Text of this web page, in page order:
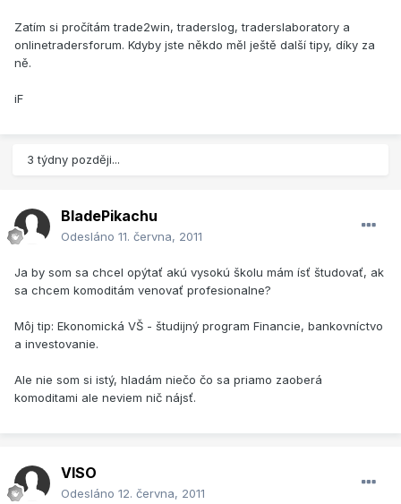
Zatím si pročítám trade2win, traderslog, traderslaboratory a
onlinetradersforum. Kdyby jste někdo měl ještě další tipy, díky za
ně.
iF
3 týdny později...
BladePikachu
Odesláno 11. června, 2011
Ja by som sa chcel opýtať akú vysokú školu mám ísť študovať, ak
sa chcem komoditám venovať profesionalne?
Môj tip: Ekonomická VŠ - študijný program Financie, bankovníctvo
a investovanie.
Ale nie som si istý, hladám niečo čo sa priamo zaoberá
komoditami ale neviem nič nájsť.
VISO
Odesláno 12. června, 2011